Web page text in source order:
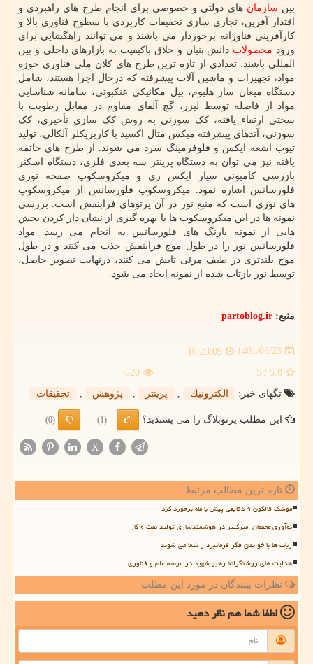
بین سازمان های دولتی و خصوصی برای انجام طرح های راهبردی و
اقتدار آفرین، تجاری سازی تحقیقات کاربردی با سطوح فناوری بالا و
کارآفرینی فناورانه برخوردار می باشند و می توانند راهگشایی برای
ورود محصولات دانش بنیان و خلاق باکیفیت به بازارهای داخلی و بین
المللی باشند. تعدادی از تازه ترین طرح های کلان ملی فناوری حوزه
مواد، تجهیزات و ماشین آلات پیشرفته که درحال اجرا هستند، شامل
دستگاه میعان ساز هلیوم، بیل مکانیکی عنکبوتی، سامانه شناسایی
مواد از فاصله توسط لیزر، گچ آلفای مقاوم در مقابل رطوبت با
سختی ارتقاء یافته، کک سوزنی به روش کک سازی تأخیری، کک
سوزنی، آندهای پیشرفته میکس متال اکسید با کاربریکلر آلکالی، تولید
تیوب اشعه ایکس و فلوفرمینگ سرد می شوند. از طرح های خاتمه
یافته نیز می توان به دستگاه پرینتر سه بعدی فلزی، دستگاه اسکنر
بازرسی کامیونی سیار ایکس ری و میکروسکوپ صفحه نوری
فلورسانس اشاره نمود. میکروسکوپ فلورسانس از میکروسکوپ
های نوری است که منبع نور در آن پرتوهای فرابنفش است. بررسی
نمونه ها در این میکروسکوپ ها با بهره گیری از نشان دار کردن بخش
هایی از نمونه بارنگ های فلورسانس به انجام می رسد. مواد
فلورسانس نور را در طول موج فرابنفش جذب می کنند و در طول
موج بلندتری در طیف مرئی تابش می کنند، درنهایت تصویر حاصل،
توسط نور بازتاب شده از نمونه ایجاد می شود.
منبع: partoblog.ir
1401/06/23
10:23:09
5.0
/ 5
620
تگهای خبر:
الكترونیك پرینتر پژوهش تحقیقات
این مطلب پرتوبلاگ را می پسندید؟ (1)
(0)
X
تازه ترین مطالب مرتبط
موشک فالکون ۹ دقایقی پیش با ماه برخورد کرد
نوآوری محققان امیرکبیر در هوشمندسازی تولید نفت و گاز
ربات ها با خواندن فکر فرمانبردار شما می شوند
هدایت های روشنگرانه رهبر شهید در عرصه علم و فناوری
نظرات بینندگان در مورد این مطلب
لطفا شما همنظر دهید